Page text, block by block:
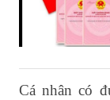
Cá nhân có